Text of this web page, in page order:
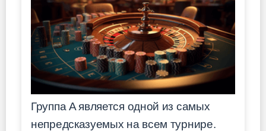
Группа A является одной из самых
непредсказуемых на всем турнире.